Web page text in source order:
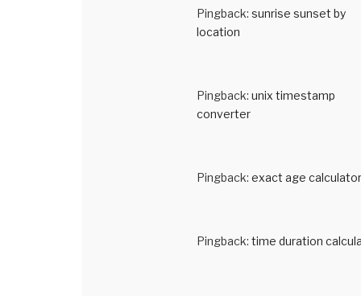
Pingback: sunrise sunset by
location
Pingback: unix timestamp
converter
Pingback: exact age calculator
Pingback: time duration